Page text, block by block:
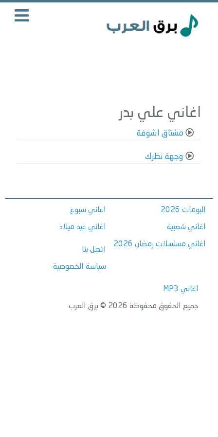
اغاني علي بدر
مشتاق اشوفة
وجهة نظرك
البومات 2026
اغاني شعبية
اغاني مسلسلات رمضان 2026
اغاني سبوع
اغاني عيد ميلاد
اتصل بنا
سياسة الخصوصية
اغاني MP3
جميع الحقوق محفوظة 2026 © برق العرب